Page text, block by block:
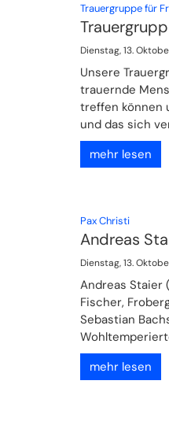
Trauergruppe für
Dienstag, 13.
Unsere
trauernde
treffen können
und das sich
mehr lesen
Pax Christi:
Andreas
Dienstag, 13.
Andreas Staier
Fischer,
Sebastian
mehr lesen